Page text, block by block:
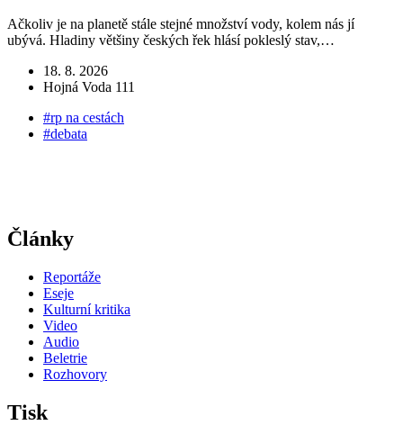
Ačkoliv je na planetě stále stejné množství vody, kolem nás jí
ubývá. Hladiny většiny českých řek hlásí pokleslý stav,…
18. 8. 2026
Hojná Voda 111
#rp na cestách
#debata
Články
Reportáže
Eseje
Kulturní kritika
Video
Audio
Beletrie
Rozhovory
Tisk